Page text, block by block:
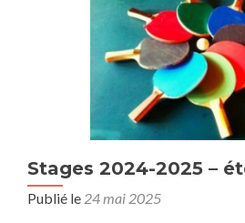
Stages 2024-2025 –
Publié le 24 mai 2025